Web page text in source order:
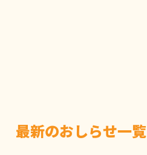
最新のおしらせ一覧